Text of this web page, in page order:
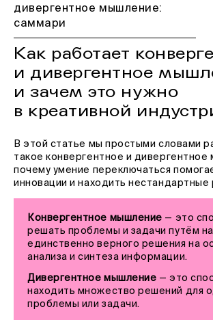
дивергентное мышление:
саммари
Как работает
и дивергентное
и зачем это нужно
в креативной
В этой статье мы простыми словами
такое конвергентное и дивергентное
почему умение переключаться
инновации и находить нестандартные
Конвергентное мышление — это
решать проблемы и задачи путём
единственно верного решения на
анализа и синтеза информации.
Дивергентное мышление — это
находить множество решений для
проблемы или задачи.